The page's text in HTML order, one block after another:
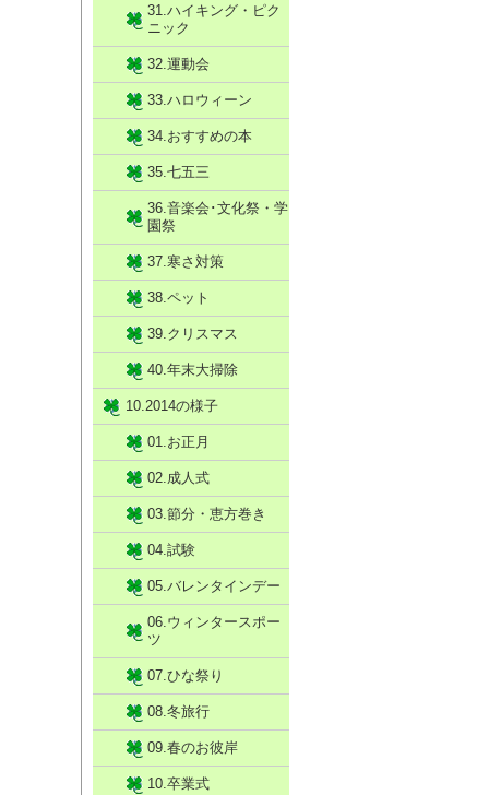
31.ハイキング・ピク
ニック
32.運動会
33.ハロウィーン
34.おすすめの本
35.七五三
36.音楽会･文化祭・学
園祭
37.寒さ対策
38.ペット
39.クリスマス
40.年末大掃除
10.2014の様子
01.お正月
02.成人式
03.節分・恵方巻き
04.試験
05.バレンタインデー
06.ウィンタースポー
ツ
07.ひな祭り
08.冬旅行
09.春のお彼岸
10.卒業式